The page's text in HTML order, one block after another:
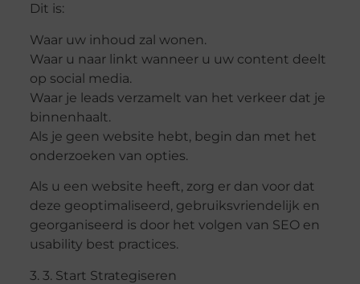
Dit is:
Waar uw inhoud zal wonen.
Waar u naar linkt wanneer u uw content deelt
op social media.
Waar je leads verzamelt van het verkeer dat je
binnenhaalt.
Als je geen website hebt, begin dan met het
onderzoeken van opties.
Als u een website heeft, zorg er dan voor dat
deze geoptimaliseerd, gebruiksvriendelijk en
georganiseerd is door het volgen van SEO en
usability best practices.
3. 3. Start Strategiseren